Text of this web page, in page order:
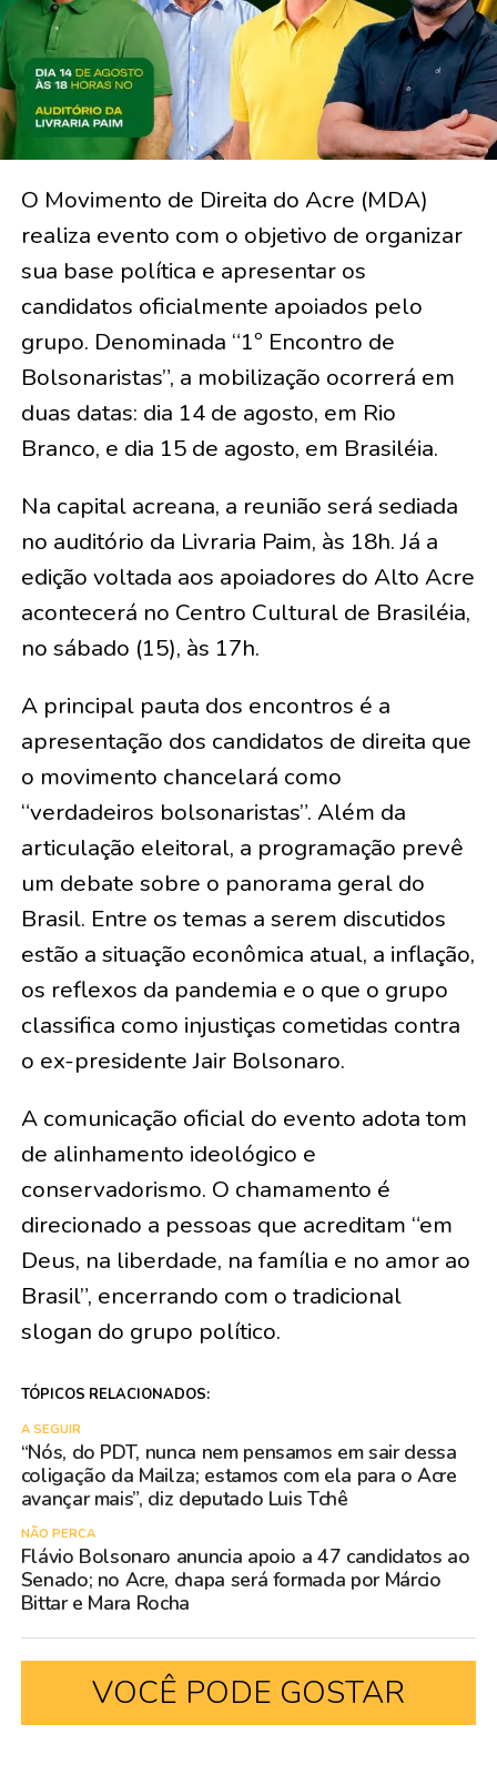
O Movimento de Direita do Acre (MDA)
realiza evento com o objetivo de organizar
sua base política e apresentar os
candidatos oficialmente apoiados pelo
grupo. Denominada “1º Encontro de
Bolsonaristas”, a mobilização ocorrerá em
duas datas: dia 14 de agosto, em Rio
Branco, e dia 15 de agosto, em Brasiléia.
Na capital acreana, a reunião será sediada
no auditório da Livraria Paim, às 18h. Já a
edição voltada aos apoiadores do Alto Acre
acontecerá no Centro Cultural de Brasiléia,
no sábado (15), às 17h.
A principal pauta dos encontros é a
apresentação dos candidatos de direita que
o movimento chancelará como
“verdadeiros bolsonaristas”. Além da
articulação eleitoral, a programação prevê
um debate sobre o panorama geral do
Brasil. Entre os temas a serem discutidos
estão a situação econômica atual, a inflação,
os reflexos da pandemia e o que o grupo
classifica como injustiças cometidas contra
o ex-presidente Jair Bolsonaro.
A comunicação oficial do evento adota tom
de alinhamento ideológico e
conservadorismo. O chamamento é
direcionado a pessoas que acreditam “em
Deus, na liberdade, na família e no amor ao
Brasil”, encerrando com o tradicional
slogan do grupo político.
TÓPICOS RELACIONADOS:
A SEGUIR
“Nós, do PDT, nunca nem pensamos em sair dessa
coligação da Mailza; estamos com ela para o Acre
avançar mais”, diz deputado Luis Tchê
NÃO PERCA
Flávio Bolsonaro anuncia apoio a 47 candidatos ao
Senado; no Acre, chapa será formada por Márcio
Bittar e Mara Rocha
VOCÊ PODE GOSTAR